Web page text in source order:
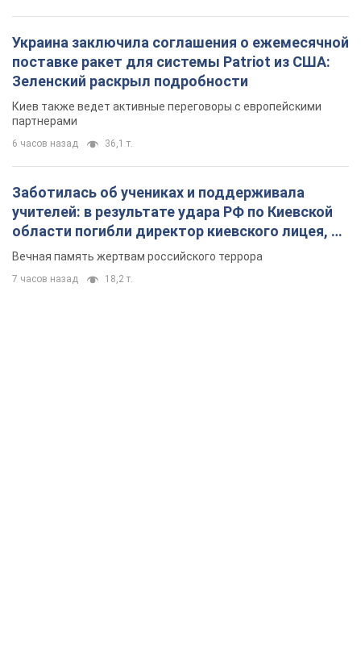
Украина заключила соглашения о ежемесячной
поставке ракет для системы Patriot из США:
Зеленский раскрыл подробности
Киев также ведет активные переговоры с европейскими
партнерами
6 часов назад 36,1 т.
Заботилась об учениках и поддерживала
учителей: в результате удара РФ по Киевской
области погибли директор киевского лицея, её
муж и внук
Вечная память жертвам российского террора
7 часов назад 18,2 т.